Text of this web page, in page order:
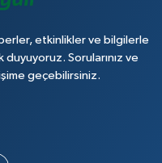
etkinlikler ve bilgilerle
Sorularınız ve
geçebilirsiniz.